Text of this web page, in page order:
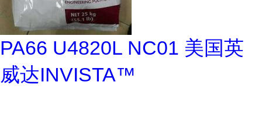
PA66 U4820L NC01 美国英
威达INVISTA™